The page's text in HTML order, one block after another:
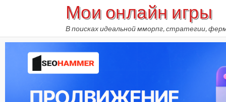
Мои онлайн игры
В поисках идеальной мморпг, стратегии,